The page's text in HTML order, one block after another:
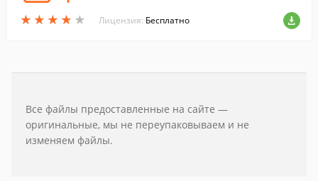
★ ★ ★ ★ ★
★ ★ ★ ★ ★ Лицензия: Бесплатно
Все файлы предоставленные на сайте —
оригинальные, мы не переупаковываем и не
изменяем файлы.